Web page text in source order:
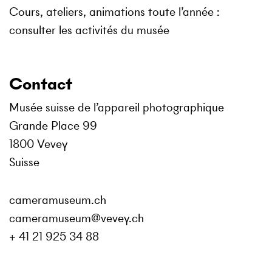
Cours, ateliers, animations toute l’année :
consulter les activités du musée
Contact
Musée suisse de l’appareil photographique
Grande Place 99
1800 Vevey
Suisse
cameramuseum.ch
cameramuseum@vevey.ch
+ 41 21 925 34 88